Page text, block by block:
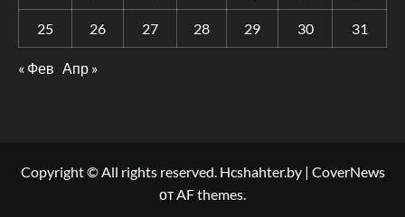
25 26 27 28 29 30 31
« Фев Апр »
Copyright © All rights reserved. Hcshahter.by | CoverNews
от AF themes.